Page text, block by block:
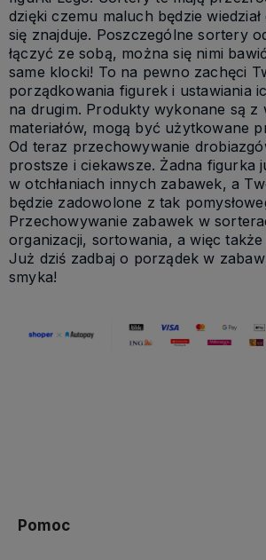
dzięki czemu maluch będzie
się znajduje. Poszczególne sortery
łączyć ze sobą, można się nimi
same klocki! To na pewno zachęci
porządkowania figurek i ustawiania
na drugim. Produkty wykonane są z
materiałów, mogą być użytkowane
Od teraz przechowywanie
prostsze i ciekawsze. Żadna figurka
w otchłaniach innych zabawek, a
będzie zadowolone z tak
Przechowywanie zabawek w
organizacji, sortowania, a więc
Już dziś zadbaj o porządek w
smyka!
Pomoc